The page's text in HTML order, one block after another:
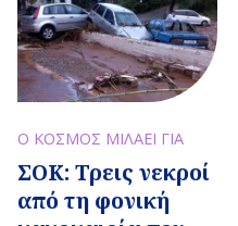
Ο ΚΟΣΜΟΣ ΜΙΛΑΕΙ ΓΙΑ
ΣΟΚ: Τρεις νεκροί
από τη φονική